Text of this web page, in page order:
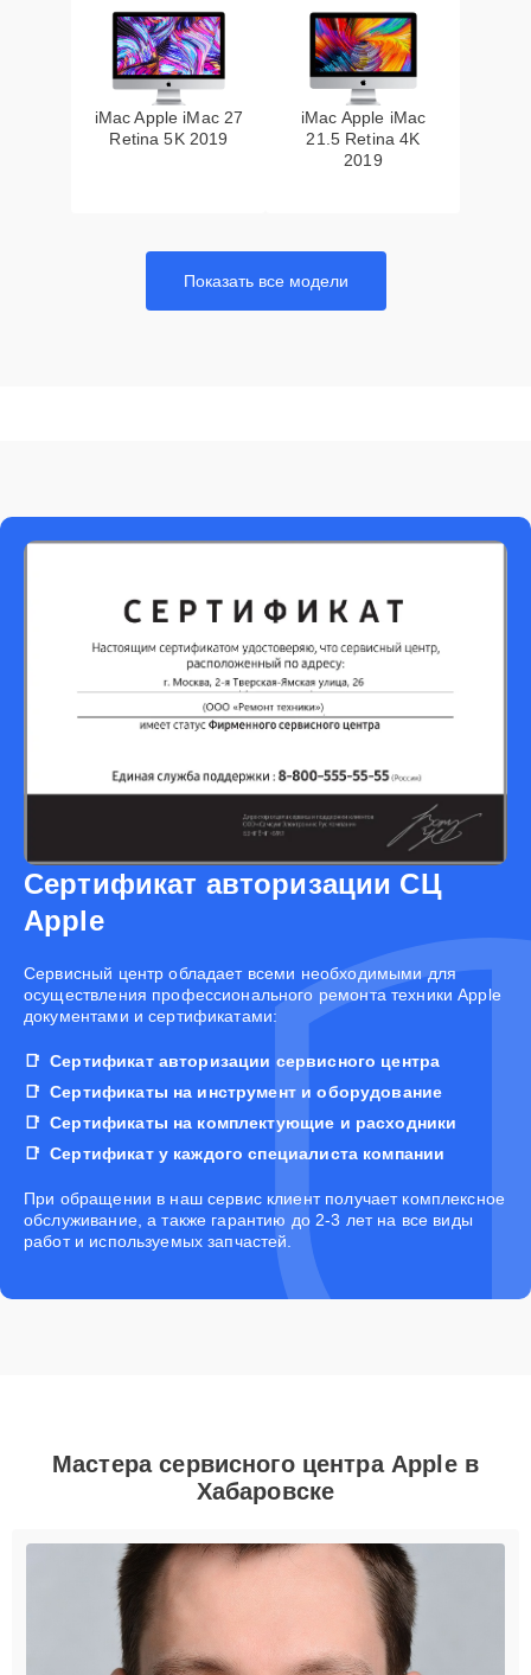
iMac Apple iMac 27
Retina 5K 2019
iMac Apple iMac
21.5 Retina 4K
2019
Показать все модели
Сертификат авторизации СЦ
Apple
Cервисный центр обладает всеми необходимыми для
осуществления профессионального ремонта техники Apple
документами и сертификатами:
Сертификат авторизации сервисного центра
Сертификаты на инструмент и оборудование
Сертификаты на комплектующие и расходники
Сертификат у каждого специалиста компании
При обращении в наш сервис клиент получает комплексное
обслуживание, а также гарантию до 2-3 лет на все виды
работ и используемых запчастей.
Мастера сервисного центра Apple в
Хабаровске